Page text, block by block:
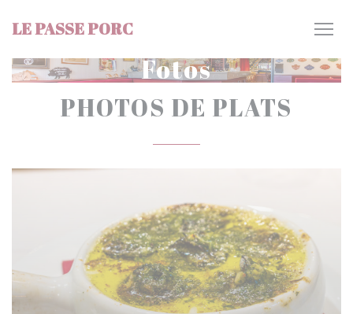
LE PASSE PORC
Fotos
PHOTOS DE PLATS